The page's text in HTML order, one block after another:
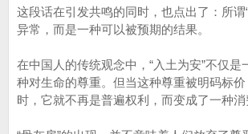
这段话在引发共鸣的同时，也点出了：所谓
异常，而是一种可以被预期的结果。
在中国人的传统观念中，“入土为安”不仅是
种对生命的尊重。但当这种尊重被明码标
时，它就不再是普遍权利，而变成了一种消